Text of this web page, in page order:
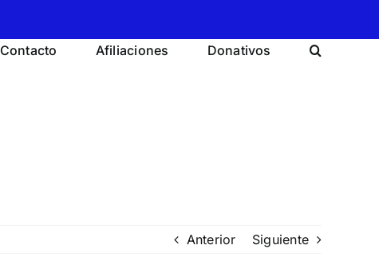
Contacto Afiliaciones Donativos
Anterior Siguiente